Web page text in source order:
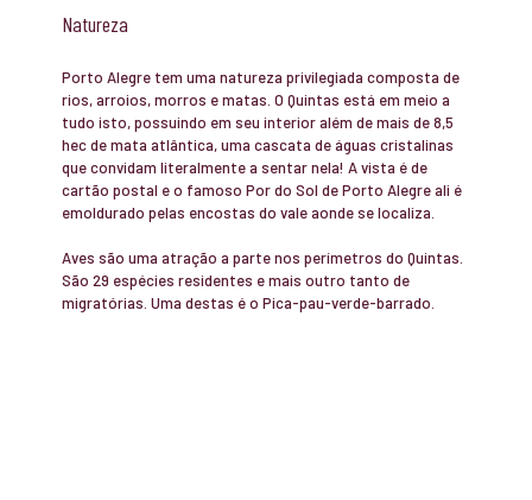
Natureza
Porto Alegre tem uma natureza privilegiada composta de
rios, arroios, morros e matas. O Quintas está em meio a
tudo isto, possuindo em seu interior além de mais de 8,5
hec de mata atlântica, uma cascata de águas cristalinas
que convidam literalmente a sentar nela! A vista é de
cartão postal e o famoso Por do Sol de Porto Alegre ali é
emoldurado pelas encostas do vale aonde se localiza.
Aves são uma atração a parte nos perímetros do Quintas.
São 29 espécies residentes e mais outro tanto de
migratórias. Uma destas é o Pica-pau-verde-barrado.